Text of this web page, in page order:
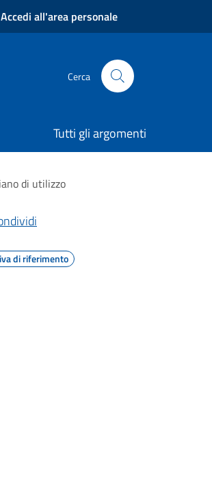
Accedi all'area personale
Cerca
Tutti gli argomenti
di utilizzo
di riferimento